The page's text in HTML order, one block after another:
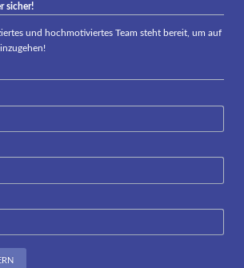
sicher!
und hochmotiviertes Team steht bereit, um auf